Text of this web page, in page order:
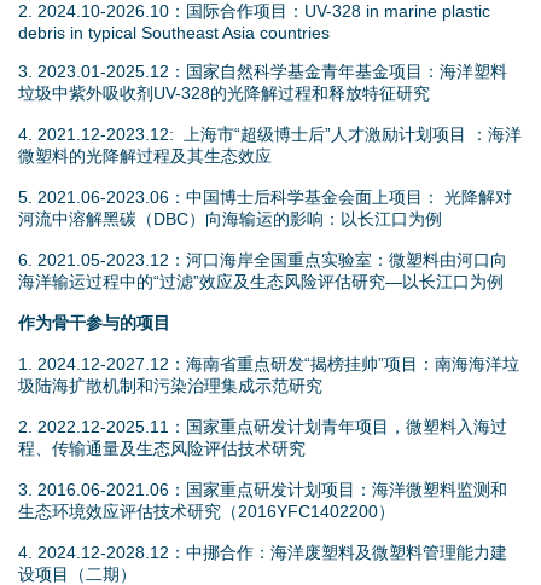
2. 2024.10-2026.10：国际合作项目：UV-328 in marine plastic
debris in typical Southeast Asia countries
3. 2023.01-2025.12：国家自然科学基金青年基金项目：海洋塑料
垃圾中紫外吸收剂UV-328的光降解过程和释放特征研究
4. 2021.12-2023.12: 上海市“超级博士后”人才激励计划项目 ：海洋
微塑料的光降解过程及其生态效应
5. 2021.06-2023.06：中国博士后科学基金会面上项目： 光降解对
河流中溶解黑碳（DBC）向海输运的影响：以长江口为例
6. 2021.05-2023.12：河口海岸全国重点实验室：微塑料由河口向
海洋输运过程中的“过滤”效应及生态风险评估研究—以长江口为例
作为骨干参与的项目
1. 2024.12-2027.12：海南省重点研发“揭榜挂帅”项目：南海海洋垃
圾陆海扩散机制和污染治理集成示范研究
2. 2022.12-2025.11：国家重点研发计划青年项目，微塑料入海过
程、传输通量及生态风险评估技术研究
3. 2016.06-2021.06：国家重点研发计划项目：海洋微塑料监测和
生态环境效应评估技术研究（2016YFC1402200）
4. 2024.12-2028.12：中挪合作：海洋废塑料及微塑料管理能力建
设项目（二期）